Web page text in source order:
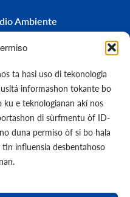
ta hasi uso di tekonologia
informashon tokante bo
e teknologianan akí nos
di sùrfmentu òf ID-
duna permiso òf si bo hala
influensia desbentahoso
Ambiente